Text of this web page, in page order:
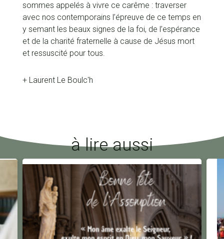
sommes appelés à vivre ce carême : traverser
avec nos contemporains l’épreuve de ce temps en
y semant les beaux signes de la foi, de l’espérance
et de la charité fraternelle à cause de Jésus mort
et ressuscité pour tous.
+ Laurent Le Boulc'h
à lire aussi